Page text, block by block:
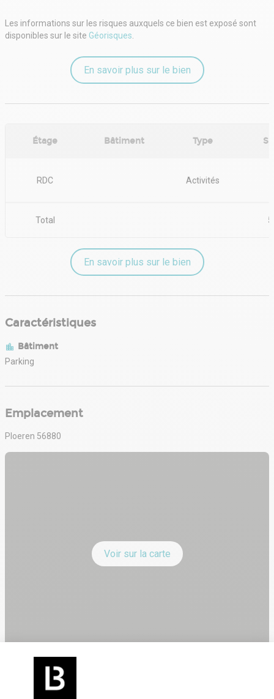
Les informations sur les risques auxquels ce bien est exposé sont
disponibles sur le site Géorisques.
En savoir plus sur le bien
Étage Bâtiment Type
RDC Activités
Total
En savoir plus sur le bien
Caractéristiques
Bâtiment
Parking
Emplacement
Ploeren 56880
Voir sur la carte